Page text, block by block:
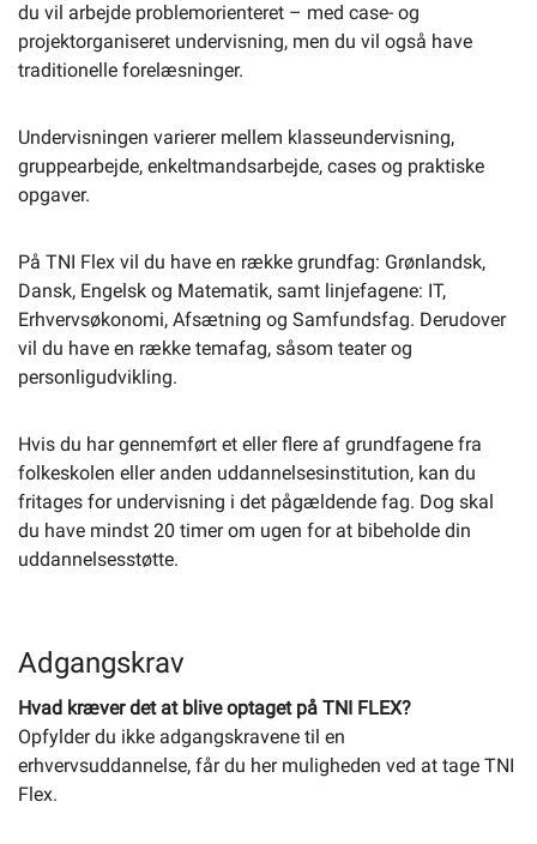
du vil arbejde problemorienteret – med case- og
projektorganiseret undervisning, men du vil også have
traditionelle forelæsninger.
Undervisningen varierer mellem klasseundervisning,
gruppearbejde, enkeltmandsarbejde, cases og praktiske
opgaver.
På TNI Flex vil du have en række grundfag: Grønlandsk,
Dansk, Engelsk og Matematik, samt linjefagene: IT,
Erhvervsøkonomi, Afsætning og Samfundsfag. Derudover
vil du have en række temafag, såsom teater og
personligudvikling.
Hvis du har gennemført et eller flere af grundfagene fra
folkeskolen eller anden uddannelsesinstitution, kan du
fritages for undervisning i det pågældende fag. Dog skal
du have mindst 20 timer om ugen for at bibeholde din
uddannelsesstøtte.
Adgangskrav
Hvad kræver det at blive optaget på TNI FLEX?
Opfylder du ikke adgangskravene til en
erhvervsuddannelse, får du her muligheden ved at tage TNI
Flex.